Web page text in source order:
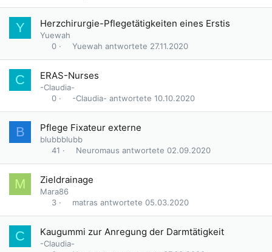
Y Herzchirurgie-Pflegetätigkeiten eines Erstis
Yuewah
0
27.11.2020
Yuewah
C ERAS-Nurses
-Claudia-
0
10.10.2020
-Claudia-
B Pflege Fixateur externe
blubbblubb
41
02.09.2020
Neuromaus
M Zieldrainage
Mara86
3
05.03.2020
matras
C Kaugummi zur Anregung der Darmtätigkeit
-Claudia-